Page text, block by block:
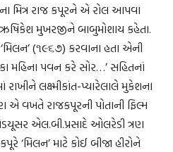
મિત્ર રાજ કપૂરને એ રોલ આપવા
ઋષિકેશ મુખરજીને બાબુમોશાય કહેતા.
(૧૯૬૭) કરવાના હતા એની
પવન કરે સોર…’ સહિતનાં
લક્ષ્મીકાંત-પ્યારેલાલે મુકેશના
એ વખતે રાજકપૂરની પોતાની ફિલ્મ
એલ.બી.પ્રસાદે ઓલરેડી ત્રણ
‘મિલન’ માટે કોઈ બીજા હીરોને